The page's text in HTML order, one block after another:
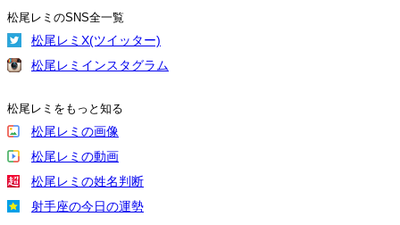
松尾レミのSNS全一覧
松尾レミX(ツイッター)
松尾レミインスタグラム
松尾レミをもっと知る
松尾レミの画像
松尾レミの動画
松尾レミの姓名判断
射手座の今日の運勢